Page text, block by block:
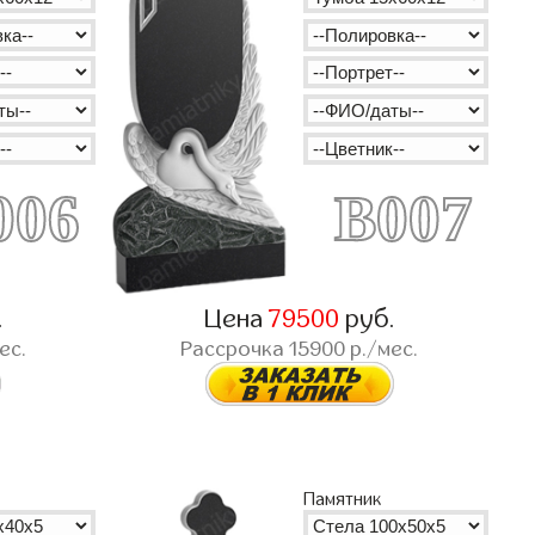
B007
Цена 79500 руб.
Рассрочка15900 р./мес.
Памятник